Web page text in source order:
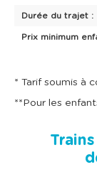
Durée du trajet :
Prix minimum
* Tarif soumis à
**Pour les